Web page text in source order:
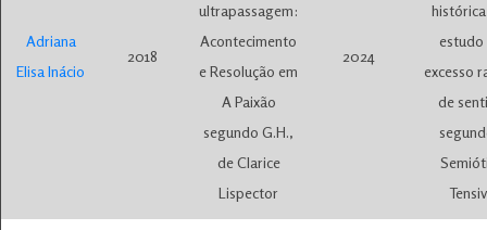
Adriana
Elisa Inácio
2018
ultrapassagem:
Acontecimento
e Resolução em
A Paixão
segundo G.H.,
de Clarice
Lispector
2024
estudo
excesso
de